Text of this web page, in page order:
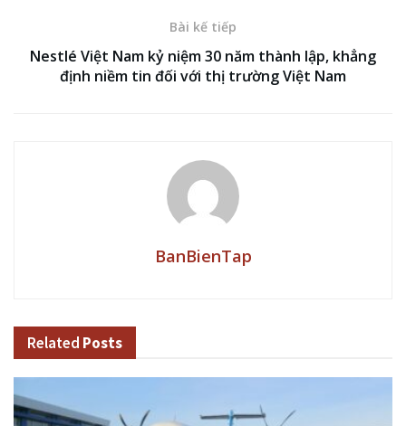
Bài kế tiếp
Nestlé Việt Nam kỷ niệm 30 năm thành lập, khẳng
định niềm tin đối với thị trường Việt Nam
BanBienTap
Related Posts